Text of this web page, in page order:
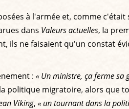
à l'armée et, comme c'était
dans Valeurs actuelles, la
ils ne faisaient qu'un constat
: « Un ministre, ça ferme sa
politique migratoire, alors que
Viking, « un tournant dans la